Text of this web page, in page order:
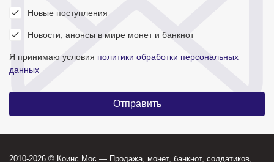
Новые поступления
Новости, анонсы в мире монет и банкнот
Я принимаю условия политики обработки персональных
данных
2010-2026 © Коинс Мос — Продажа, монет, банкнот, солдатиков,